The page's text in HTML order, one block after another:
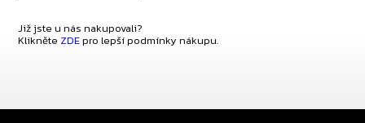
Již jste u nás nakupovali?
Klikněte ZDEpro lepší podmínky nákupu.